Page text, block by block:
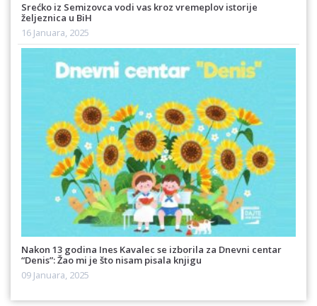
Srećko iz Semizovca vodi vas kroz vremeplov istorije
željeznica u BiH
16 Januara, 2025
Nakon 13 godina Ines Kavalec se izborila za Dnevni centar
“Denis”: Žao mi je što nisam pisala knjigu
09 Januara, 2025